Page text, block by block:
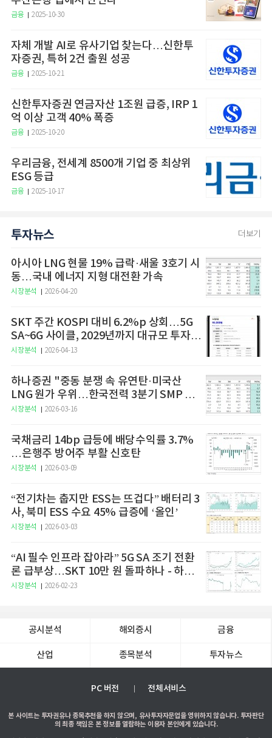
금융 2025-10-30
자체 개발 AI로 유사기업 찾는다…신한투
자증권, 특허 2건 출원 성공
금융 2025-10-21
신한투자증권 연금자산 1조원 급증, IRP 1
억 이상 고객 40% 폭증
금융 2025-10-20
우리금융, 전세계 8500개 기업 중 최상위
ESG 등급
금융 2025-10-17
투자뉴스 더보기
아시아 LNG 현물 19% 급락·새울 3호기 시
동…국내 에너지 지형 대전환 가속
시장분석 2026-04-20
SKT 주간 KOSPI 대비 6.2%p 상회…5G
SA~6G 사이클, 2029년까지 대규모 투자
예고
시장분석 2026-04-13
하나증권 "중동 분쟁 속 유연탄·미국산
LNG 원가 우위…한국전력 3분기 SMP 상
승 전망"
시장분석 2026-03-16
국채금리 14bp 급등에 배당수익률 3.7%
…은행주 방어주 부활 신호탄
시장분석 2026-03-09
“전기차는 춥지만 ESS는 뜨겁다” 배터리 3
사, 북미 ESS 수요 45% 급증에 ‘올인’
시장분석 2026-03-03
“AI 필수 인프라 잡아라” 5G SA 조기 전환
론 급부상…SKT 10만 원 돌파하나 - 하나
증권
시장분석 2026-02-23
공시분석 해외증시 금융
산업 종목분석 투자뉴스
PC 버전 전체서비스
본 사이트는 투자권유나 종목추천을 하지 않으며, 유사투자자문업을 영위하지 않습니다. 투자판단
의 최종 책임은 본 정보를 열람하는 이용자 본인에게 있습니다.